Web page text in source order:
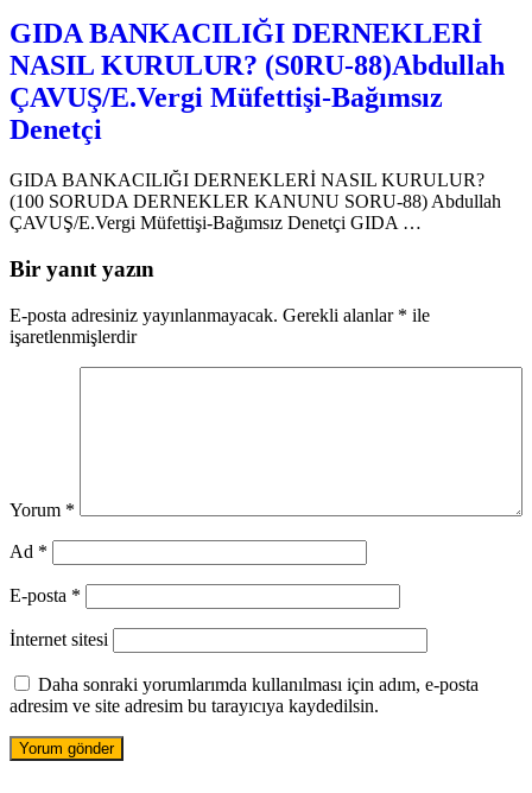
GIDA BANKACILIĞI DERNEKLERİ
NASIL KURULUR? (S0RU-88)Abdullah
ÇAVUŞ/E.Vergi Müfettişi-Bağımsız
Denetçi
GIDA BANKACILIĞI DERNEKLERİ NASIL KURULUR?
(100 SORUDA DERNEKLER KANUNU SORU-88) Abdullah
ÇAVUŞ/E.Vergi Müfettişi-Bağımsız Denetçi GIDA …
Bir yanıt yazın
E-posta adresiniz yayınlanmayacak. Gerekli alanlar * ile
işaretlenmişlerdir
Yorum *
Ad *
E-posta *
İnternet sitesi
Daha sonraki yorumlarımda kullanılması için adım, e-posta
adresim ve site adresim bu tarayıcıya kaydedilsin.